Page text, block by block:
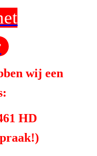
wij een
HD